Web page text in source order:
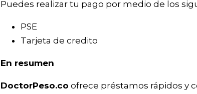
Puedes realizar tu pago por medio de los
PSE
Tarjeta de credito
En resumen
DoctorPeso.co ofrece préstamos rápidos y